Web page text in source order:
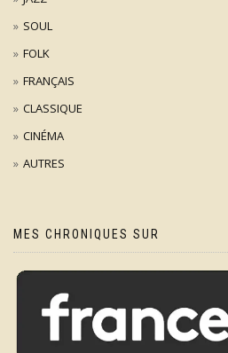
SOUL
FOLK
FRANÇAIS
CLASSIQUE
CINÉMA
AUTRES
MES CHRONIQUES SUR